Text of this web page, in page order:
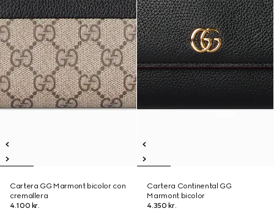
Cartera GG Marmont bicolor con
cremallera
4.100 kr.
Cartera Continental GG
Marmont bicolor
4.350 kr.